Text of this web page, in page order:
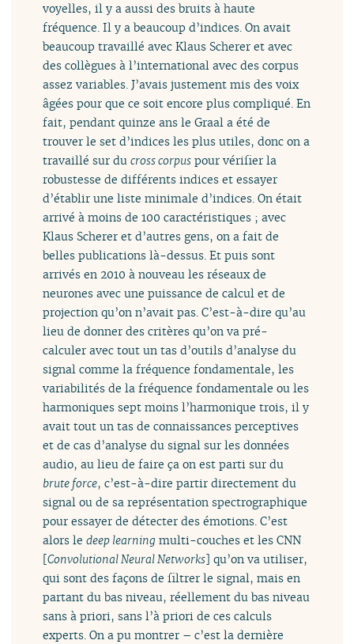
voyelles, il y a aussi des bruits à haute
fréquence. Il y a beaucoup d’indices. On avait
beaucoup travaillé avec Klaus Scherer et avec
des collègues à l’international avec des corpus
assez variables. J’avais justement mis des voix
âgées pour que ce soit encore plus compliqué. En
fait, pendant quinze ans le Graal a été de
trouver le set d’indices les plus utiles, donc on a
travaillé sur ducross corpus pour vérifier la
robustesse de différents indices et essayer
d’établir une liste minimale d’indices. On était
arrivé à moins de 100 caractéristiques ; avec
Klaus Scherer et d’autres gens, on a fait de
belles publications là-dessus. Et puis sont
arrivés en 2010 à nouveau les réseaux de
neurones avec une puissance de calcul et de
projection qu’on n’avait pas. C’est-à-dire qu’au
lieu de donner des critères qu’on va pré-
calculer avec tout un tas d’outils d’analyse du
signal comme la fréquence fondamentale, les
variabilités de la fréquence fondamentale ou les
harmoniques sept moins l’harmonique trois, il y
avait tout un tas de connaissances perceptives
et de cas d’analyse du signal sur les données
audio, au lieu de faire ça on est parti sur du
brute force, c’est-à-dire partir directement du
signal ou de sa représentation spectrographique
pour essayer de détecter des émotions. C’est
alors ledeep learning multi-couches et les CNN
[Convolutional Neural Networks] qu’on va utiliser,
qui sont des façons de filtrer le signal, mais en
partant du bas niveau, réellement du bas niveau
sans à priori, sans l’à priori de ces calculs
experts. On a pu montrer – c’est la dernière